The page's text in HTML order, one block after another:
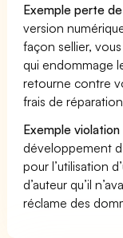
Exemple perte
version
façon sellier,
qui endommage
retourne contre
frais de
Exemple
développement
pour l’utilisation
d’auteur qu’il
réclame des